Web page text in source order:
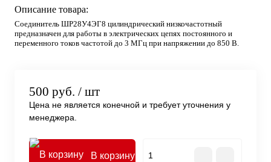
Описание товара:
Соединитель ШР28У4ЭГ8 цилиндрический низкочастотный
предназначен для работы в электрических цепях постоянного и
переменного токов частотой до 3 МГц при напряжении до 850 В.
500 руб. / шт
Цена не является конечной и требует уточнения у
менеджера.
В корзину